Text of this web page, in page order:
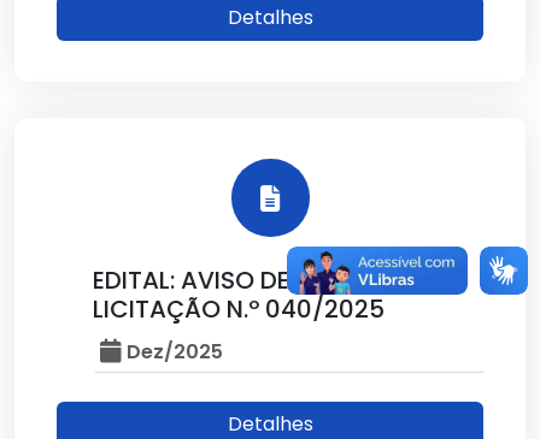
Detalhes
EDITAL: AVISO DE DISPENSA DE
LICITAÇÃO N.º 040/2025
Dez/2025
Detalhes